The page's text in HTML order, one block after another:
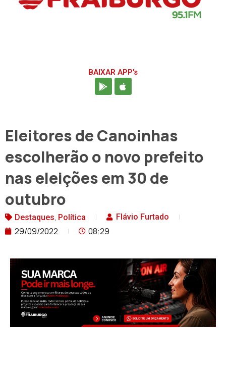
BAIXAR APP's
Eleitores de Canoinhas
escolherão o novo prefeito
nas eleições em 30 de
outubro
Destaques, Política Flávio Furtado
29/09/2022 08:29